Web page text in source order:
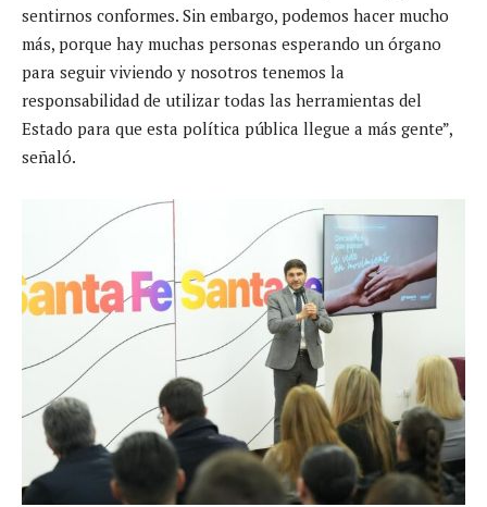
sentirnos conformes. Sin embargo, podemos hacer mucho
más, porque hay muchas personas esperando un órgano
para seguir viviendo y nosotros tenemos la
responsabilidad de utilizar todas las herramientas del
Estado para que esta política pública llegue a más gente”,
señaló.